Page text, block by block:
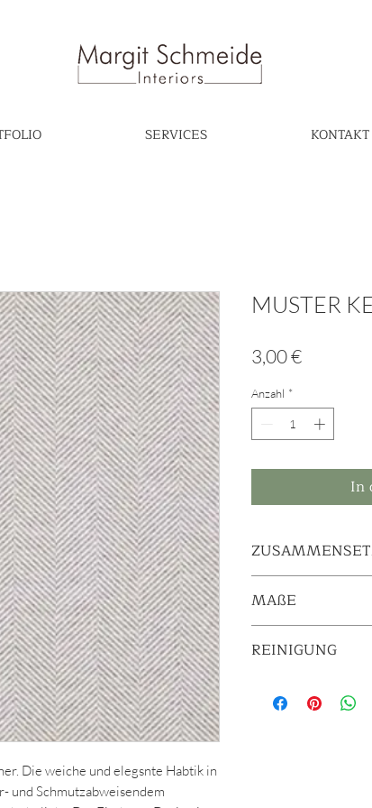
SERVICES KONTAKT
Die weiche und elegsnte Habtik in
und Schmutzabweisendem
MUSTER
3,00 €Preis
Anzahl *
In
MAßE
REINIGUNG